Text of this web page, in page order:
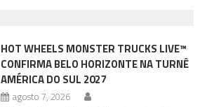
HOT WHEELS MONSTER TRUCKS LIVE™
CONFIRMA BELO HORIZONTE NA TURNÊ
AMÉRICA DO SUL 2027
agosto 7, 2026